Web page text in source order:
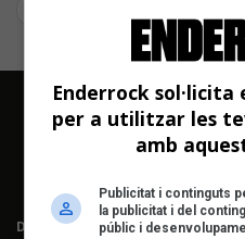
Director editorial: Lluís Gendrau
Enderrock
per a utilitzar les
amb
Publicitat i continguts
la publicitat i del
públic i